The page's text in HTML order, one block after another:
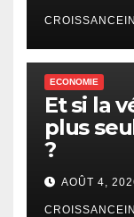
ECONOMIE
Et si la
plus
?
AOÛT 4,